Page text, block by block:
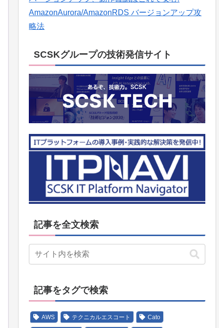
AmazonAurora/AmazonRDS バージョンアップ攻
略法
SCSKグループの技術発信サイト
記事を全文検索
記事をタグで検索
AWS テクニカルエスコート Cato